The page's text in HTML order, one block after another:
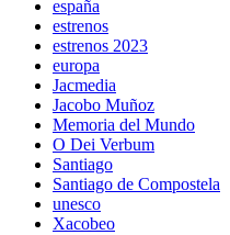
españa
estrenos
estrenos 2023
europa
Jacmedia
Jacobo Muñoz
Memoria del Mundo
O Dei Verbum
Santiago
Santiago de Compostela
unesco
Xacobeo